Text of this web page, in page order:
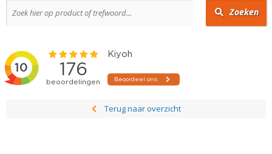
Zoeken
Terug naar overzicht